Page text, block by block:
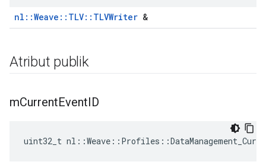
nl::Weave::TLV::TLVWriter &
Atribut publik
mCurrentEventID
uint32_t